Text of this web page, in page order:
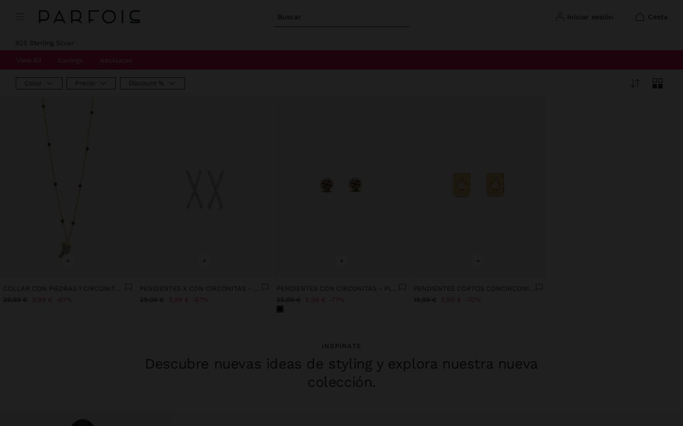
Buscar iniciar sesión cesta
925 Sterling Silver
View All Earrings Necklaces
Color Precio Discount %
+
COLLAR CON PIEDRAS Y CIRCONITAS - PLATA DE LEY 925
29,99 € 9,99 € 67%
+
PENDIENTES X CON CIRCONITAS - PLATA DE LEY 925
29,99 € 9,99 € 67%
+
PENDIENTES CON CIRCONITAS - PLATA DE LEY 925
25,99 € 5,99 € 77%
+
PENDIENTES CORTOS CONCIRCONITAS - PLATA DE LEY 925
19,99 € 5,99 € 70%
INSPÍRATE
Descubre nuevas ideas de styling y explora nuestra nueva
colección.